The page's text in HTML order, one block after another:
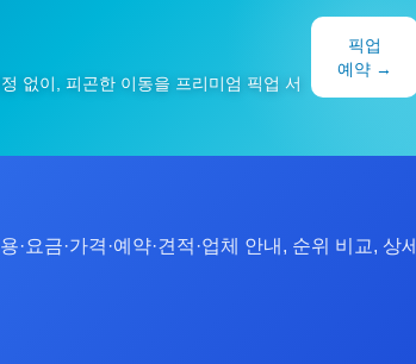
없이, 피곤한 이동을 프리미엄 픽업 서
픽업
예약 →
요금·가격·예약·견적·업체 안내, 순위 비교, 상세